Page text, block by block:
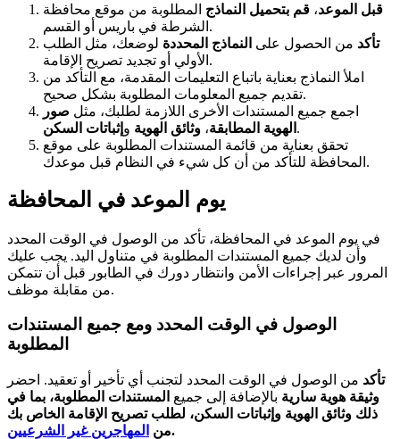
قبل الموعد، قم بتحميل النماذج المطلوبة من موقع محافظة
الشرطة في باريس أو القسم.
تأكد من الحصول على النماذج المحددة لوضعك، مثل الطلب
الأولي أو تجديد تصريح الإقامة.
املأ النماذج بعناية باتباع التعليمات المقدمة، مع التأكد من
تقديم جميع المعلومات المطلوبة بشكل صحيح.
اجمع جميع المستندات الأخرى اللازمة لطلبك، مثل صور
الهوية المطابقة، وثائق الهوية و إثباتات السكن
.
تحقق بعناية من قائمة المستندات المطلوبة على موقع
المحافظة للتأكد من أن كل شيء في النظام قبل موعدك.
يوم الموعد في المحافظة
في يوم الموعد في المحافظة، تأكد من الوصول في الوقت المحدد
وأن لديك جميع المستندات المطلوبة في متناول اليد. يجب عليك
المرور عبر إجراءات الأمن وانتظار دورك في الطابور قبل أن تتمكن
من مقابلة موظف.
الوصول في الوقت المحدد ومع جميع المستندات
المطلوبة
تأكد من الوصول في الوقت المحدد لتجنب أي تأخير أو تعقيد. احضر
وثيقة هوية سارية بالإضافة إلى جميع المستندات المطلوبة، بما في
ذلك وثائق الهوية وإثباتات السكن، لطلب تصريح الإقامة الخاص بك
من المهاجرين غير الشرعيين .